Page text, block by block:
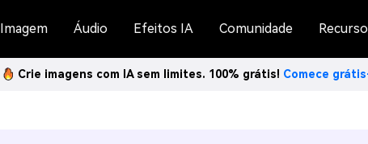
Imagem Áudio Efeitos IA Comunidade
Crie imagens com IA sem limites. 100% grátis! Comece